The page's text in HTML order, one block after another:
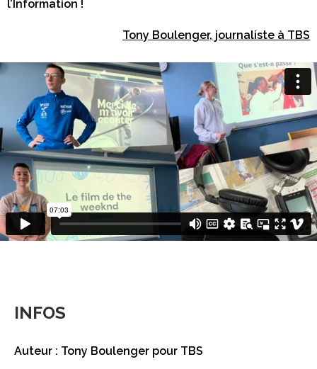
l’Information !
Tony Boulenger, journaliste à TBS
INFOS
Auteur : Tony Boulenger pour TBS